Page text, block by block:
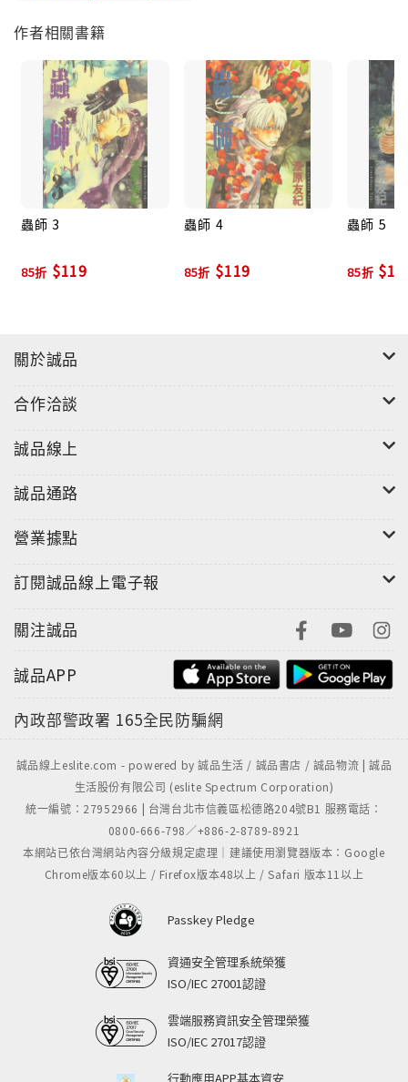
作者相關書籍
蟲師 3
85折 $119
蟲師 4
85折 $119
蟲師 5
85折
關於誠品
合作洽談
誠品線上
誠品通路
營業據點
訂閱誠品線上電子報
關注誠品
誠品APP
內政部警政署 165全民防騙網
誠品線上eslite.com - powered by 誠品生活 / 誠品書店 / 誠品物流 | 誠品
生活股份有限公司 (eslite Spectrum Corporation)
統一編號：27952966 | 台灣台北市信義區松德路204號B1 服務電話：
0800-666-798／+886-2-8789-8921
本網站已依台灣網站內容分級規定處理｜建議使用瀏覽器版本：Google
Chrome版本60以上 / Firefox版本48以上 / Safari 版本11以上
Passkey Pledge
資通安全管理系統榮獲
ISO/IEC 27001認證
雲端服務資訊安全管理榮獲
ISO/IEC 27017認證
行動應用APP基本資安